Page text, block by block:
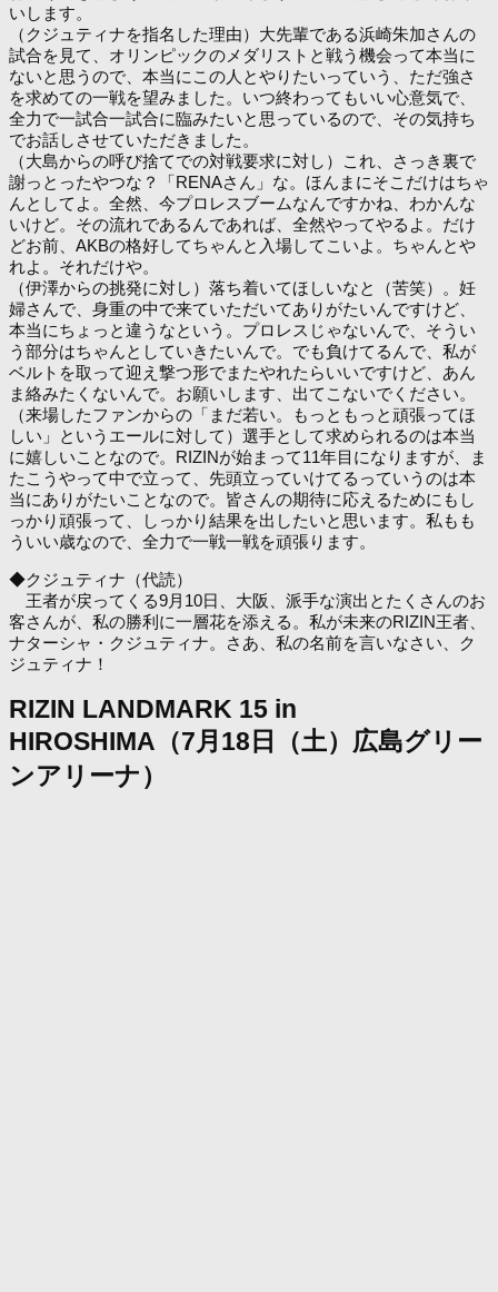
いします。
（クジュティナを指名した理由）大先輩である浜崎朱加さんの
試合を見て、オリンピックのメダリストと戦う機会って本当に
ないと思うので、本当にこの人とやりたいっていう、ただ強さ
を求めての一戦を望みました。いつ終わってもいい心意気で、
全力で一試合一試合に臨みたいと思っているので、その気持ち
でお話しさせていただきました。
（大島からの呼び捨てでの対戦要求に対し）これ、さっき裏で
謝っとったやつな？「RENAさん」な。ほんまにそこだけはちゃ
んとしてよ。全然、今プロレスブームなんですかね、わかんな
いけど。その流れであるんであれば、全然やってやるよ。だけ
どお前、AKBの格好してちゃんと入場してこいよ。ちゃんとや
れよ。それだけや。
（伊澤からの挑発に対し）落ち着いてほしいなと（苦笑）。妊
婦さんで、身重の中で来ていただいてありがたいんですけど、
本当にちょっと違うなという。プロレスじゃないんで、そうい
う部分はちゃんとしていきたいんで。でも負けてるんで、私が
ベルトを取って迎え撃つ形でまたやれたらいいですけど、あん
ま絡みたくないんで。お願いします、出てこないでください。
（来場したファンからの「まだ若い。もっともっと頑張ってほ
しい」というエールに対して）選手として求められるのは本当
に嬉しいことなので。RIZINが始まって11年目になりますが、ま
たこうやって中で立って、先頭立っていけてるっていうのは本
当にありがたいことなので。皆さんの期待に応えるためにもし
っかり頑張って、しっかり結果を出したいと思います。私もも
ういい歳なので、全力で一戦一戦を頑張ります。
◆クジュティナ（代読）
王者が戻ってくる9月10日、大阪、派手な演出とたくさんのお
客さんが、私の勝利に一層花を添える。私が未来のRIZIN王者、
ナターシャ・クジュティナ。さあ、私の名前を言いなさい、ク
ジュティナ！
RIZIN LANDMARK 15 in
HIROSHIMA（7月18日（土）広島グリー
ンアリーナ）